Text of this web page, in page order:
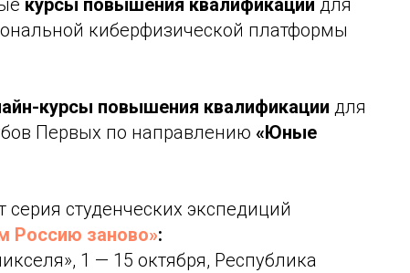
киберфизической платформы
курсы повышения квалификации для
Первых по направлению «Юные
студенческих экспедиций
Россию заново»:
1 — 15 октября, Республика